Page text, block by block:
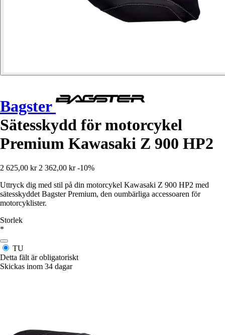
Bagster
Sätesskydd för motorcykel
Premium Kawasaki Z 900 HP2
2 625,00 kr 2 362,00 kr -10%
Uttryck dig med stil på din motorcykel Kawasaki Z 900 HP2 med
sätesskyddet Bagster Premium, den oumbärliga accessoaren för
motorcyklister.
Storlek
*
TU
Detta fält är obligatoriskt
Skickas inom 34 dagar